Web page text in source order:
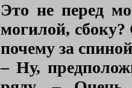
Это не перед
могилой,
почему за
– Ну,